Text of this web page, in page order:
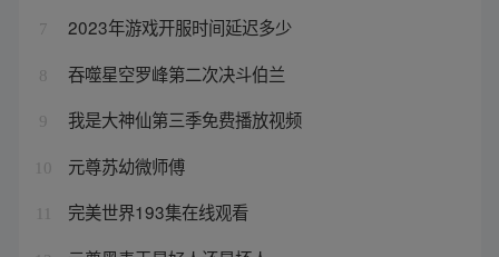
7 2023年游戏开服时间延迟多少
8 吞噬星空罗峰第二次决斗伯兰
9 我是大神仙第三季免费播放视频
10 元尊苏幼微师傅
完美世界193集在线观看